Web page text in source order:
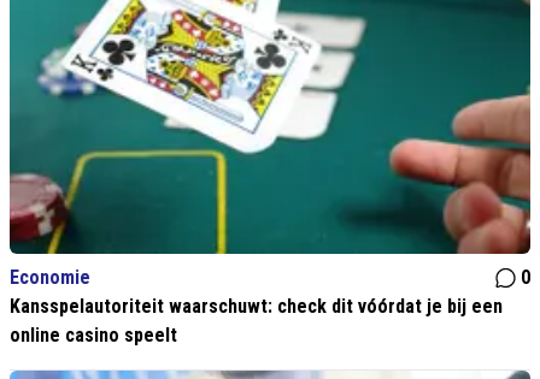
Economie
0
Kansspelautoriteit waarschuwt: check dit vóórdat je bij een
online casino speelt